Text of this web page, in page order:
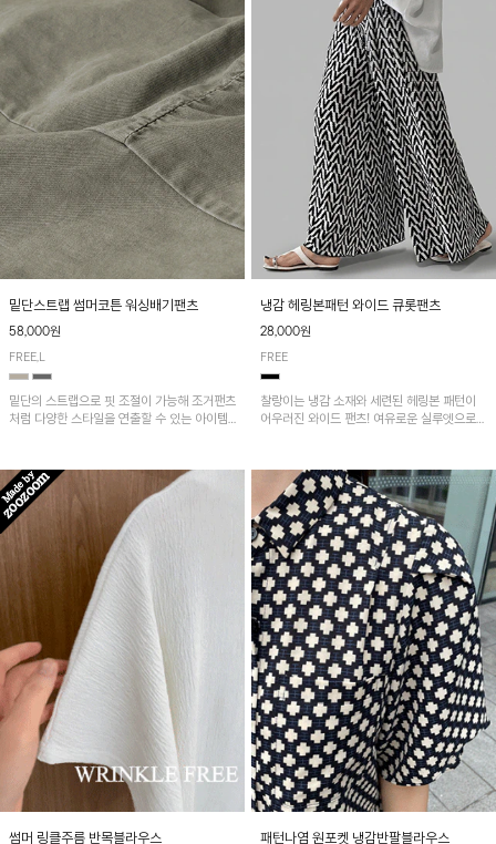
밑단스트랩 썸머코튼 워싱배기팬츠
58,000원
FREE,L
밑단의 스트랩으로 핏 조절이 가능해 조거팬츠
처럼 다양한 스타일을 연출할 수 있는 아이템!
냉감 헤링본패턴 와이드 큐롯팬츠
28,000원
FREE
찰랑이는 냉감 소재와 세련된 헤링본 패턴이
어우러진 와이드 팬츠! 여유로운 실루엣으로
다.
썸머 링클주름 반목블라우스 패턴나염 원포켓 냉감반팔블라우스